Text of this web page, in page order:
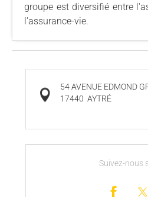
groupe est diversifié entre
l'assurance-vie.
54 AVENUE EDMOND
17440 AYTRÉ
Suivez-nous